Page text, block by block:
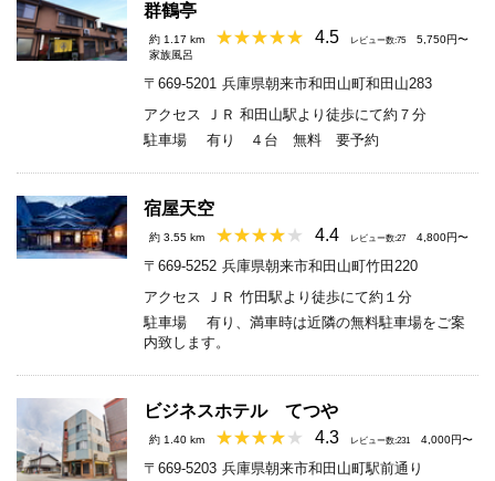
群鶴亭
約 1.17 km 4.5 レビュー数:75
5,750円〜
家族風呂
〒669-5201 兵庫県朝来市和田山町和田山283
アクセス
ＪＲ 和田山駅より徒歩にて約７分
駐車場
有り ４台 無料 要予約
宿屋天空
約 3.55 km 4.4 レビュー数:27 4,800円〜
〒669-5252 兵庫県朝来市和田山町竹田220
アクセス
ＪＲ 竹田駅より徒歩にて約１分
駐車場
有り、満車時は近隣の無料駐車場をご案
内致します。
ビジネスホテル てつや
約 1.40 km 4.3 レビュー数:231 4,000円〜
〒669-5203 兵庫県朝来市和田山町駅前通り